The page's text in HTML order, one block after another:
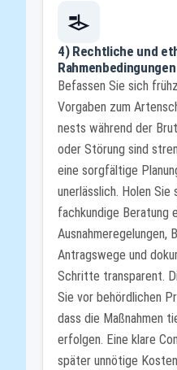
4) Rechtliche und
Rahmenbedingungen
Befassen Sie sich
Vorgaben zum
nests während der
oder Störung sind
eine sorgfältige
unerlässlich. Holen
fachkundige Beratung
Ausnahmeregelungen,
Antragswege und
Schritte transparent.
Sie vor behördlichen
dass die Maßnahmen
erfolgen. Eine klare
später unnötige